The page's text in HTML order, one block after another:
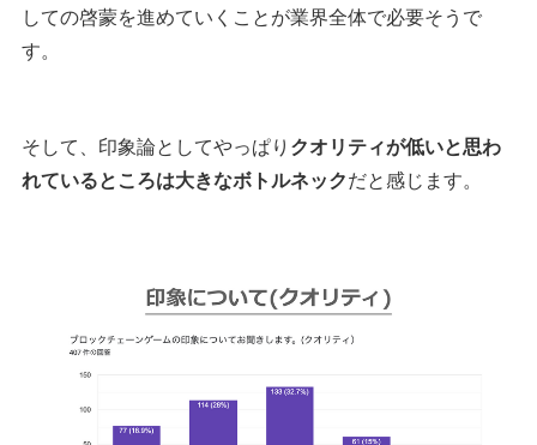
しての啓蒙を進めていくことが業界全体で必要そうで
す。
そして、印象論としてやっぱり クオリティが低いと思わ
れているところは大きなボトルネックだと感じます。